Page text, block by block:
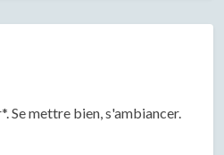
Se mettre bien, s'ambiancer.